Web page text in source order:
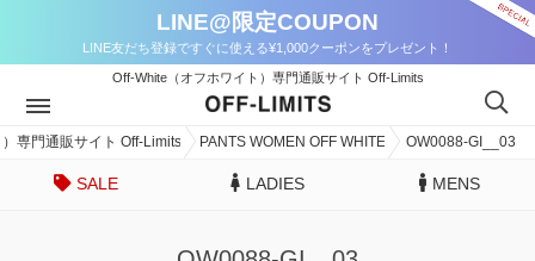
LINE@限定COUPON
LINE友だち登録ですぐに使える¥1,000クーポンをプレゼント！
Off-White（オフホワイト）専門通販サイト Off-Limits
専門通販サイト Off-Limits PANTS WOMEN OFF WHITE OW0088-GI__03
SALE LADIES MENS